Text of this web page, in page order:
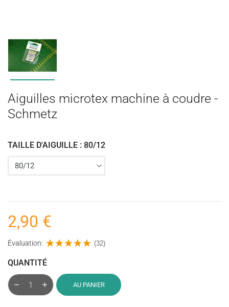
Aiguilles microtex machine à coudre -
Schmetz
TAILLE D'AIGUILLE : 80/12
2,90 €
Évaluation: (32)
QUANTITÉ
AU PANIER